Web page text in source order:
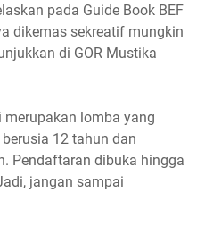
pada Guide Book BEF
dikemas sekreatif mungkin
di GOR Mustika
lomba yang
12 tahun dan
Pendaftaran dibuka hingga
jangan sampai